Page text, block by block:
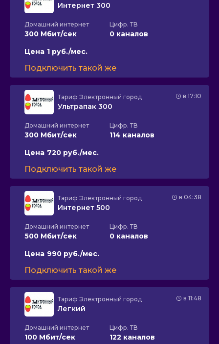
Интернет 300
Домашний интернет
300 Мбит/сек
Цифр. ТВ
0 каналов
Цена 1 руб./мес.
Подключить такой же
в 17:10
Тариф Электронный город
Ультрапак 300
Домашний интернет
300 Мбит/сек
Цифр. ТВ
114 каналов
Цена 720 руб./мес.
Подключить такой же
в 04:38
Тариф Электронный город
Интернет 500
Домашний интернет
500 Мбит/сек
Цифр. ТВ
0 каналов
Цена 990 руб./мес.
Подключить такой же
в 11:48
Тариф Электронный город
Легкий
Домашний интернет
100 Мбит/сек
Цифр. ТВ
122 каналов